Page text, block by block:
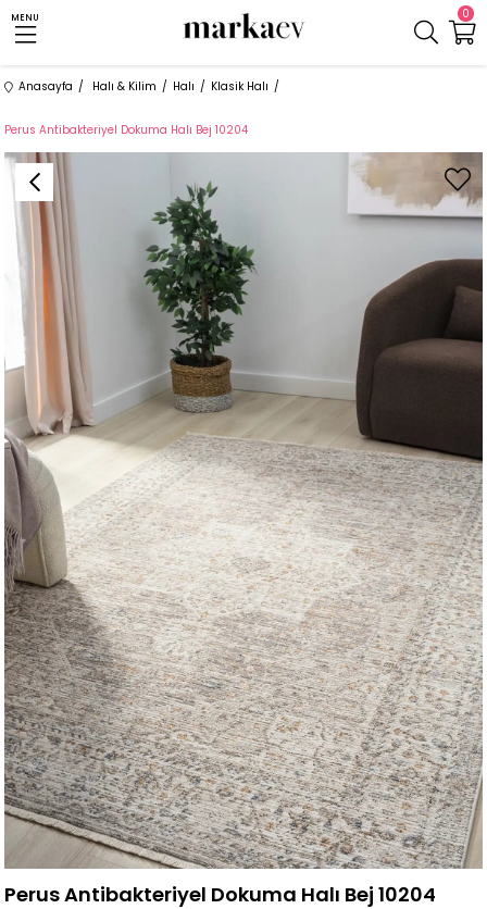
0
MENU
Anasayfa Halı & Kilim Halı Klasik Halı
Perus Antibakteriyel Dokuma Halı Bej 10204
Perus Antibakteriyel Dokuma Halı Bej 10204